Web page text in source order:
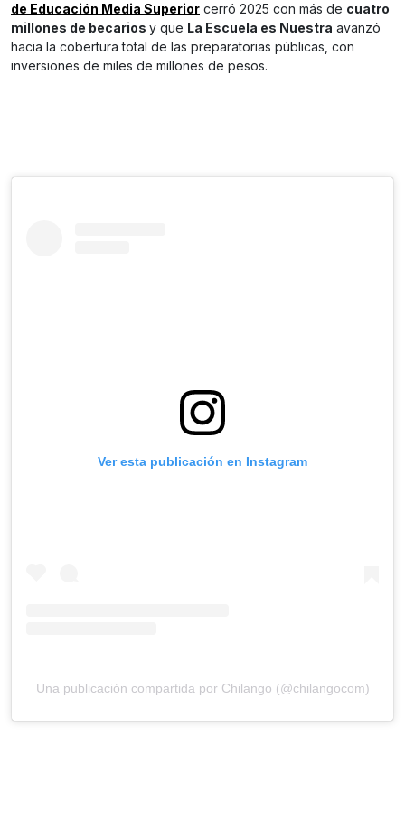
de Educación Media Superior cerró 2025 con más de cuatro
millones de becarios y que La Escuela es Nuestra avanzó
hacia la cobertura total de las preparatorias públicas, con
inversiones de miles de millones de pesos.
Ver esta publicación en Instagram
Una publicación compartida por Chilango (@chilangocom)